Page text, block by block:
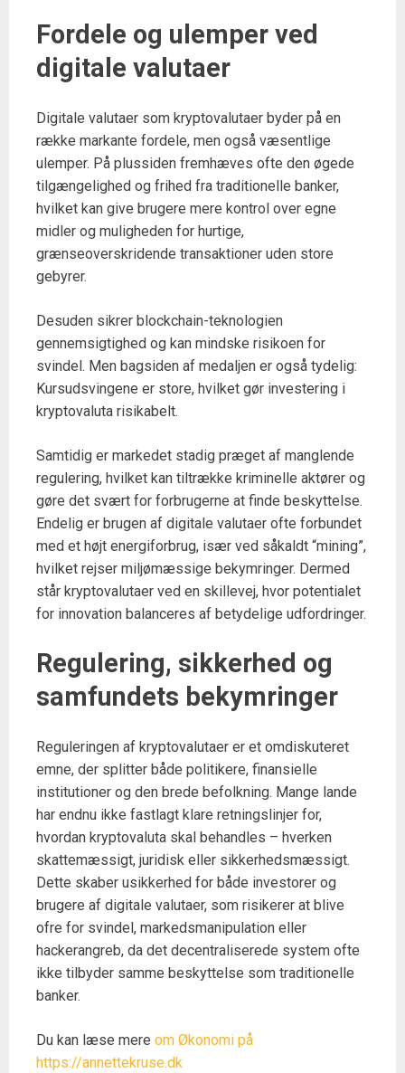
Fordele og ulemper ved
digitale valutaer
Digitale valutaer som kryptovalutaer byder på en
række markante fordele, men også væsentlige
ulemper. På plussiden fremhæves ofte den øgede
tilgængelighed og frihed fra traditionelle banker,
hvilket kan give brugere mere kontrol over egne
midler og muligheden for hurtige,
grænseoverskridende transaktioner uden store
gebyrer.
Desuden sikrer blockchain-teknologien
gennemsigtighed og kan mindske risikoen for
svindel. Men bagsiden af medaljen er også tydelig:
Kursudsvingene er store, hvilket gør investering i
kryptovaluta risikabelt.
Samtidig er markedet stadig præget af manglende
regulering, hvilket kan tiltrække kriminelle aktører og
gøre det svært for forbrugerne at finde beskyttelse.
Endelig er brugen af digitale valutaer ofte forbundet
med et højt energiforbrug, især ved såkaldt “mining”,
hvilket rejser miljømæssige bekymringer. Dermed
står kryptovalutaer ved en skillevej, hvor potentialet
for innovation balanceres af betydelige udfordringer.
Regulering, sikkerhed og
samfundets bekymringer
Reguleringen af kryptovalutaer er et omdiskuteret
emne, der splitter både politikere, finansielle
institutioner og den brede befolkning. Mange lande
har endnu ikke fastlagt klare retningslinjer for,
hvordan kryptovaluta skal behandles – hverken
skattemæssigt, juridisk eller sikkerhedsmæssigt.
Dette skaber usikkerhed for både investorer og
brugere af digitale valutaer, som risikerer at blive
ofre for svindel, markedsmanipulation eller
hackerangreb, da det decentraliserede system ofte
ikke tilbyder samme beskyttelse som traditionelle
banker.
Du kan læse mere om Økonomi på
https://annettekruse.dk